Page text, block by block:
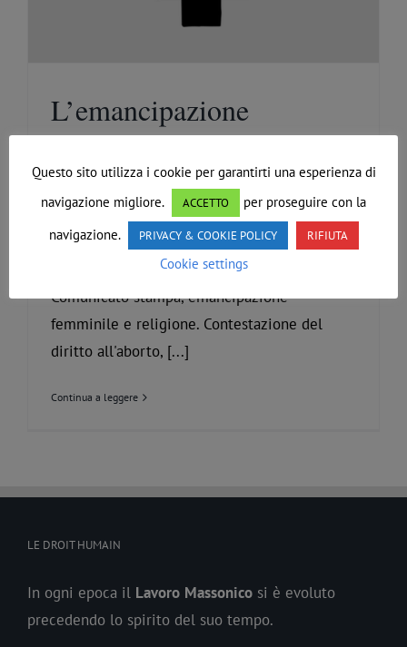
L’emancipazione
femminile e il ritorno
della religione
Maggio 17th, 2022 | Comunicati stampa
Comunicazioni generali
Comunicato stampa, emancipazione
femminile e religione. Contestazione del
diritto all'aborto, [...]
Continua a leggere
LE DROIT HUMAIN
In ogni epoca il Lavoro Massonico si è evoluto
precedendo lo spirito del suo tempo.
Questo sito utilizza i cookie per garantirti una esperienza di
navigazione migliore.
ACCETTO
per proseguire con la
navigazione.
PRIVACY & COOKIE POLICY RIFIUTA
Cookie settings